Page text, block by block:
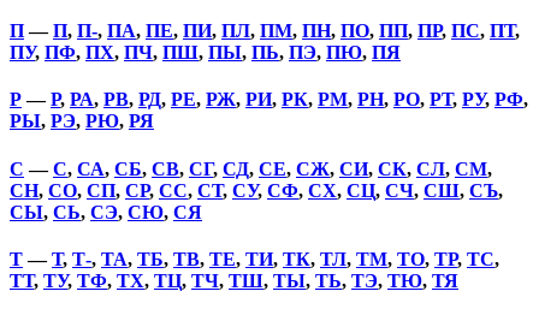
П—П, П-, ПА, ПЕ, ПИ, ПЛ, ПМ, ПН, ПО, ПП, ПР, ПС, ПТ,
ПУ, ПФ, ПХ, ПЧ, ПШ, ПЫ, ПЬ, ПЭ, ПЮ, ПЯ
Р—Р, РА, РВ, РД, РЕ, РЖ, РИ, РК, РМ, РН, РО, РТ, РУ, РФ,
РЫ, РЭ, РЮ, РЯ
С —С, СА, СБ, СВ, СГ, СД, СЕ, СЖ, СИ, СК, СЛ, СМ,
СН, СО, СП, СР, СС, СТ, СУ, СФ, СХ, СЦ, СЧ, СШ, СЪ,
СЫ, СЬ, СЭ, СЮ, СЯ
Т—Т, Т-, ТА, ТБ, ТВ, ТЕ, ТИ, ТК, ТЛ, ТМ, ТО, ТР, ТС,
ТТ, ТУ, ТФ, ТХ, ТЦ, ТЧ, ТШ, ТЫ, ТЬ, ТЭ, ТЮ, ТЯ